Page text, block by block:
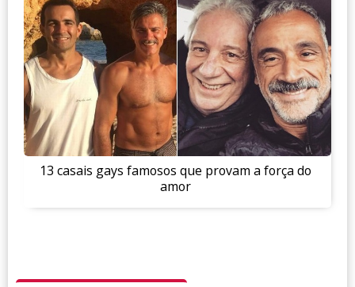
13 casais gays famosos que provam a força do
amor